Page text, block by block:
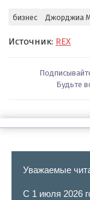
бизнес Джорджиа
Источник: REX
Будьте
Уважаемые
С 1 июля 2026